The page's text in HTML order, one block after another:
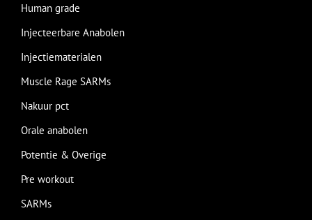
Human grade
Injecteerbare Anabolen
Injectiematerialen
Muscle Rage SARMs
Nakuur pct
Orale anabolen
Potentie & Overige
Pre workout
SARMs